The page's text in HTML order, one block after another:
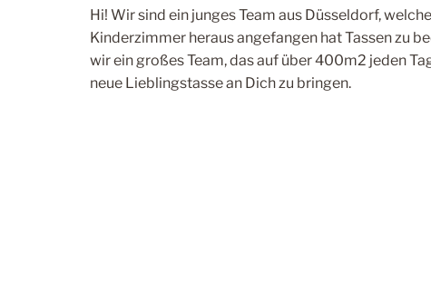
Hi! Wir sind ein junges Team aus Düsseldorf,
Kinderzimmer heraus angefangen hat Tassen zu
wir ein großes Team, das auf über 400m2 jeden
neue Lieblingstasse an Dich zu bringen.